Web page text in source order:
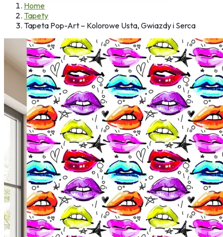
Home
Tapety
Tapeta Pop-Art – Kolorowe Usta, Gwiazdy i Serca